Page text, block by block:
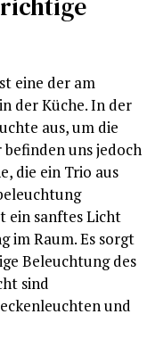
eine der am
der Küche. In der
aus, um die
uns jedoch
die ein Trio aus
ein sanftes Licht
im Raum. Es sorgt
Beleuchtung des
sind
und